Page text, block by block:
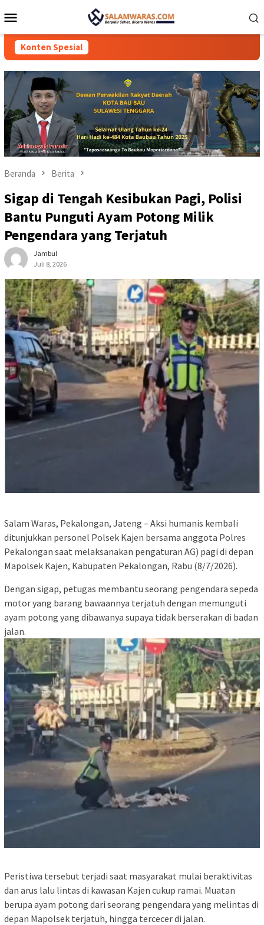
ke
Mobile
Konten Spesial
Beranda Berita
Sigap di Tengah Kesibukan Pagi, Polisi
Bantu Punguti Ayam Potong Milik
Pengendara yang Terjatuh
Jambul
Juli 8, 2026
Salam Waras, Pekalongan, Jateng – Aksi humanis kembali
ditunjukkan personel Polsek Kajen bersama anggota Polres
Pekalongan saat melaksanakan pengaturan AG) pagi di depan
Mapolsek Kajen, Kabupaten Pekalongan, Rabu (8/7/2026).
Dengan sigap, petugas membantu seorang pengendara sepeda
motor yang barang bawaannya terjatuh dengan memunguti
ayam potong yang dibawanya supaya tidak berserakan di badan
jalan.
Peristiwa tersebut terjadi saat masyarakat mulai beraktivitas
dan arus lalu lintas di kawasan Kajen cukup ramai. Muatan
berupa ayam potong dari seorang pengendara yang melintas di
depan Mapolsek terjatuh, hingga tercecer di jalan.